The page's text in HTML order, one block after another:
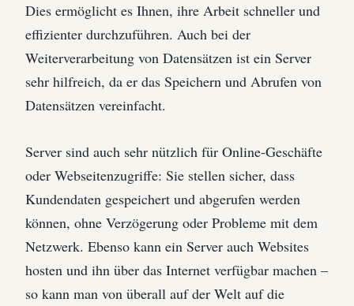
Dies ermöglicht es Ihnen, ihre Arbeit schneller und
effizienter durchzuführen. Auch bei der
Weiterverarbeitung von Datensätzen ist ein Server
sehr hilfreich, da er das Speichern und Abrufen von
Datensätzen vereinfacht.
Server sind auch sehr nützlich für Online-Geschäfte
oder Webseitenzugriffe: Sie stellen sicher, dass
Kundendaten gespeichert und abgerufen werden
können, ohne Verzögerung oder Probleme mit dem
Netzwerk. Ebenso kann ein Server auch Websites
hosten und ihn über das Internet verfügbar machen –
so kann man von überall auf der Welt auf die